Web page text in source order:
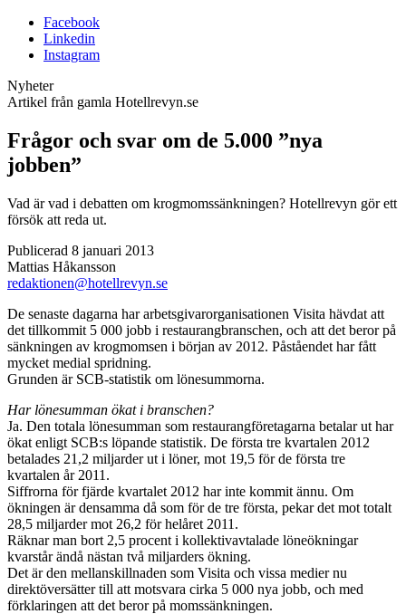
Facebook
Linkedin
Instagram
Nyheter
Artikel från gamla Hotellrevyn.se
Frågor och svar om de 5.000 ”nya
jobben”
Vad är vad i debatten om krogmomssänkningen? Hotellrevyn gör ett
försök att reda ut.
Publicerad 8 januari 2013
Mattias Håkansson
redaktionen@hotellrevyn.se
De senaste dagarna har arbetsgivarorganisationen Visita hävdat att
det tillkommit 5 000 jobb i restaurangbranschen, och att det beror på
sänkningen av krogmomsen i början av 2012. Påståendet har fått
mycket medial spridning.
Grunden är SCB-statistik om lönesummorna.
Har lönesumman ökat i branschen?
Ja. Den totala lönesumman som restaurangföretagarna betalar ut har
ökat enligt SCB:s löpande statistik. De första tre kvartalen 2012
betalades 21,2 miljarder ut i löner, mot 19,5 för de första tre
kvartalen år 2011.
Siffrorna för fjärde kvartalet 2012 har inte kommit ännu. Om
ökningen är densamma då som för de tre första, pekar det mot totalt
28,5 miljarder mot 26,2 för helåret 2011.
Räknar man bort 2,5 procent i kollektivavtalade löneökningar
kvarstår ändå nästan två miljarders ökning.
Det är den mellanskillnaden som Visita och vissa medier nu
direktöversätter till att motsvara cirka 5 000 nya jobb, och med
förklaringen att det beror på momssänkningen.